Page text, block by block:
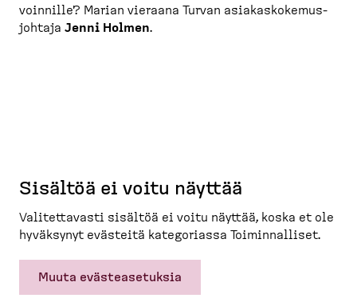
voinnille? Marian vieraana Turvan asiakas­ko­ke­mus­
johtaja Jenni Holmen.
Sisältöä ei voitu näyttää
Valitet­tavasti sisältöä ei voitu näyttää, koska et ole
hyväksynyt evästeitä katego­riassa Toimin­nalliset.
Muuta evästeasetuksia